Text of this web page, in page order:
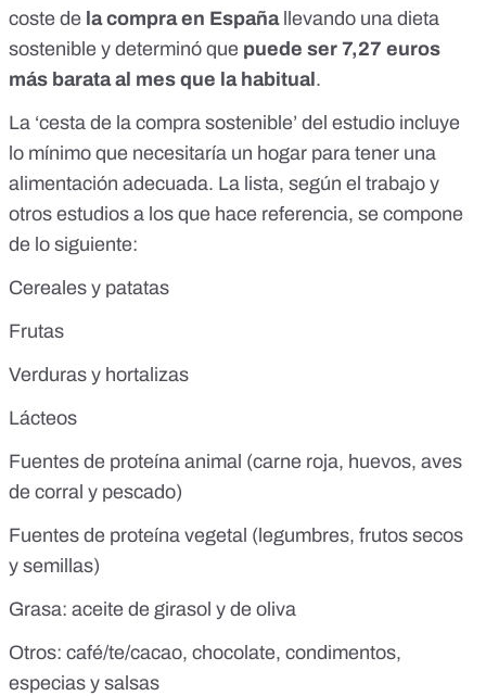
coste de la compra en Españallevando una dieta
sostenible y determinó que puede ser 7,27 euros
más barata al mes que la habitual .
La ‘cesta de la compra sostenible’ del estudio incluye
lo mínimo que necesitaría un hogar para tener una
alimentación adecuada. La lista, según el trabajo y
otros estudios a los que hace referencia, se compone
de lo siguiente:
Cereales y patatas
Frutas
Verduras y hortalizas
Lácteos
Fuentes de proteína animal (carne roja, huevos, aves
de corral y pescado)
Fuentes de proteína vegetal (legumbres, frutos secos
y semillas)
Grasa: aceite de girasol y de oliva
Otros: café/te/cacao, chocolate, condimentos,
especias y salsas